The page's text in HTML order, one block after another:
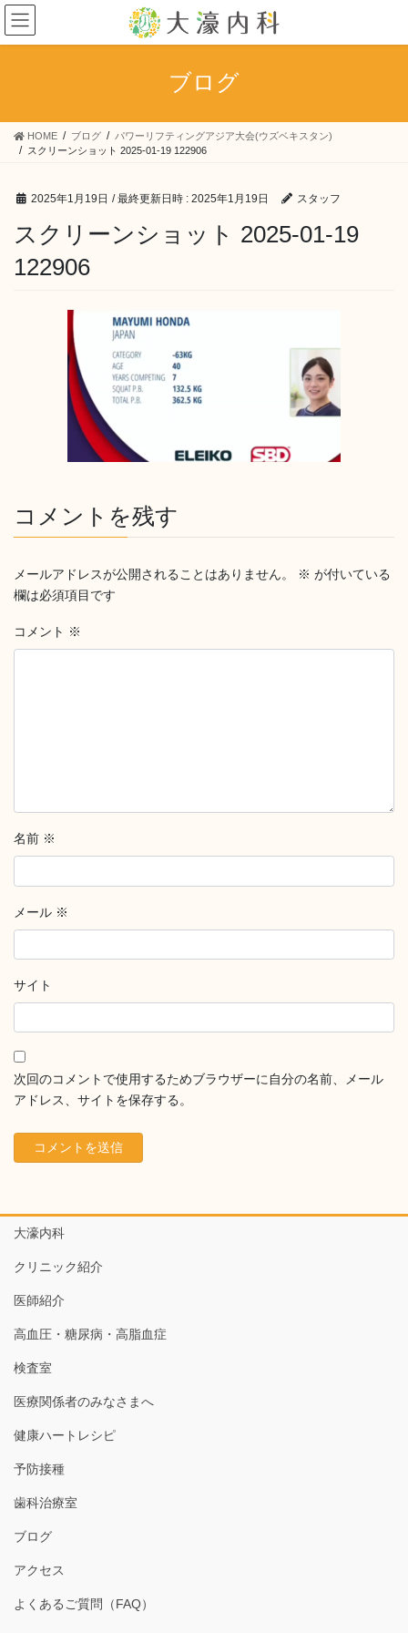
コ
ン
テ
ス
ナ
ビ
ゲ
ン
ブログ
HOME ブログ
パワーリフティングアジア大会(ウズベキスタン)
スクリーンショット 2025-01-19 122906
2025年1月19日 / 最終更新日時 : 2025年1月19日 スタッフ
スクリーンショット 2025-01-19
122906
コメントを残す
メールアドレスが公開されることはありません。 ※ が付いている
欄は必須項目です
コメント ※
名前 ※
メール ※
サイト
次回のコメントで使用するためブラウザーに自分の名前、メール
アドレス、サイトを保存する。
大濠内科
クリニック紹介
医師紹介
高血圧・糖尿病・高脂血症
検査室
医療関係者のみなさまへ
健康ハートレシピ
予防接種
歯科治療室
ブログ
アクセス
よくあるご質問（FAQ）